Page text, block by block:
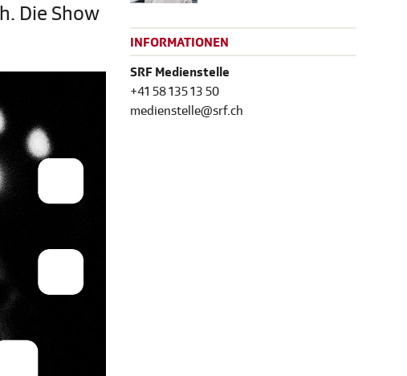
Die Show
INFORMATIONEN
SRF Medienstelle
+41 58 135 13 50
medienstelle@srf.ch